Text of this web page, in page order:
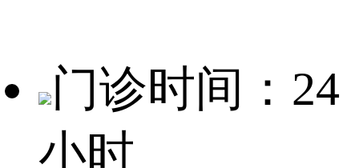
门诊时间：24
小时